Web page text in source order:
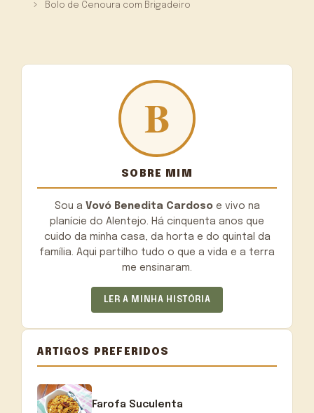
Bolo de Cenoura com Brigadeiro
SOBRE MIM
Sou a Vovó Benedita Cardosoe vivo na
planície do Alentejo. Há cinquenta anos que
cuido da minha casa, da horta e do quintal da
família. Aqui partilho tudo o que a vida e a terra
me ensinaram.
LER A MINHA HISTÓRIA
ARTIGOS PREFERIDOS
Farofa Suculenta